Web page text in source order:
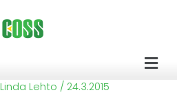
Linda Lehto / 24.3.2015